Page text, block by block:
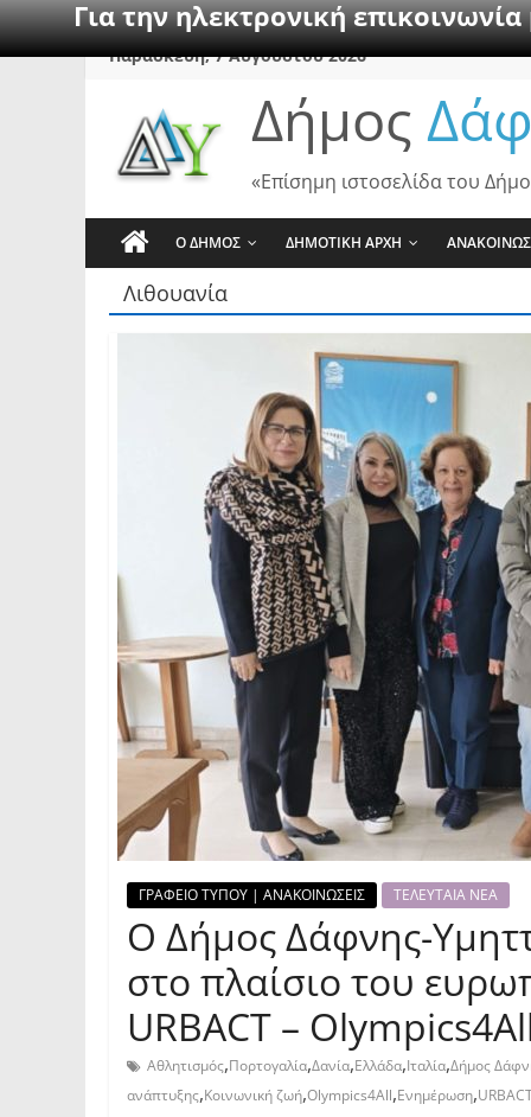
Για την ηλεκτρονική
SkipΠαρασκευή, 7 Αυγούστου 2026
Δήμος
«Επίσημη ιστοσελίδα του
Ο ΔΗΜΟΣ ΔΗΜΟΤΙΚΗ ΑΡΧΗ
Λιθουανία
ΓΡΑΦΕΙΟ ΤΥΠΟΥ | ΑΝΑΚΟΙΝΩΣΕΙΣ ΤΕΛΕΥΤΑΙΑ ΝΕΑ
Ο Δήμος Δάφνης-
στο πλαίσιο του
URBACT –
Αθλητισμός,Πορτογαλία,Δανία,Ελλάδα,Ιταλία,Δήμος
ανάπτυξης,Κοινωνική ζωή,Olympics4All,Ενημέρωση,